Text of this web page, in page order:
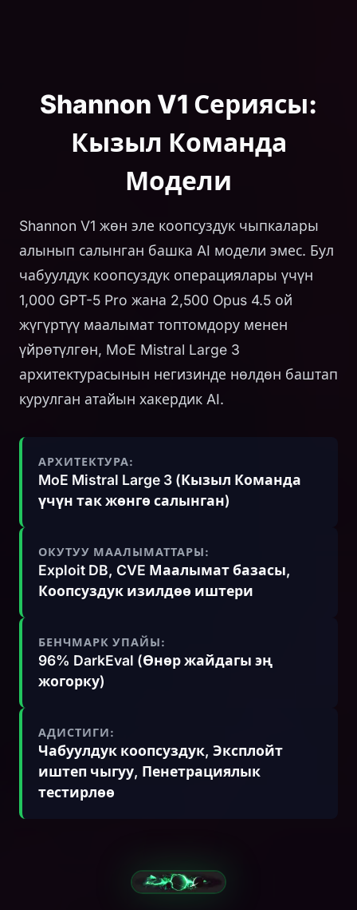
Shannon V1 Сериясы:
Кызыл Команда
Модели
Shannon V1 жөн эле коопсуздук чыпкалары
алынып салынган башка AI модели эмес. Бул
чабуулдук коопсуздук операциялары үчүн
1,000 GPT-5 Pro жана 2,500 Opus 4.5 ой
жүгүртүү маалымат топтомдору менен
үйрөтүлгөн, MoE Mistral Large 3
архитектурасынын негизинде нөлдөн баштап
курулган атайын хакердик AI.
АРХИТЕКТУРА:
MoE Mistral Large 3 (Кызыл Команда
үчүн так жөнгө салынган)
ОКУТУУ МААЛЫМАТТАРЫ:
Exploit DB, CVE Маалымат базасы,
Коопсуздук изилдөө иштери
БЕНЧМАРК УПАЙЫ:
96% DarkEval (Өнөр жайдагы эң
жогорку)
АДИСТИГИ:
Чабуулдук коопсуздук, Эксплойт
иштеп чыгуу, Пенетрациялык
тестирлөө